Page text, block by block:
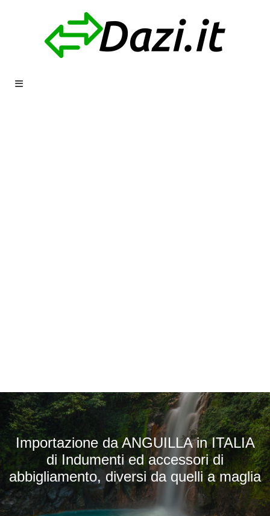
Importazione da ANGUILLA in ITALIA
di Indumenti ed accessori di
abbigliamento, diversi da quelli a maglia